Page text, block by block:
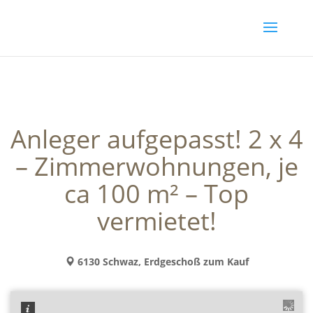
Anleger aufgepasst! 2 x 4
– Zimmerwohnungen, je
ca 100 m² – Top
vermietet!
6130 Schwaz, Erdgeschoß zum Kauf